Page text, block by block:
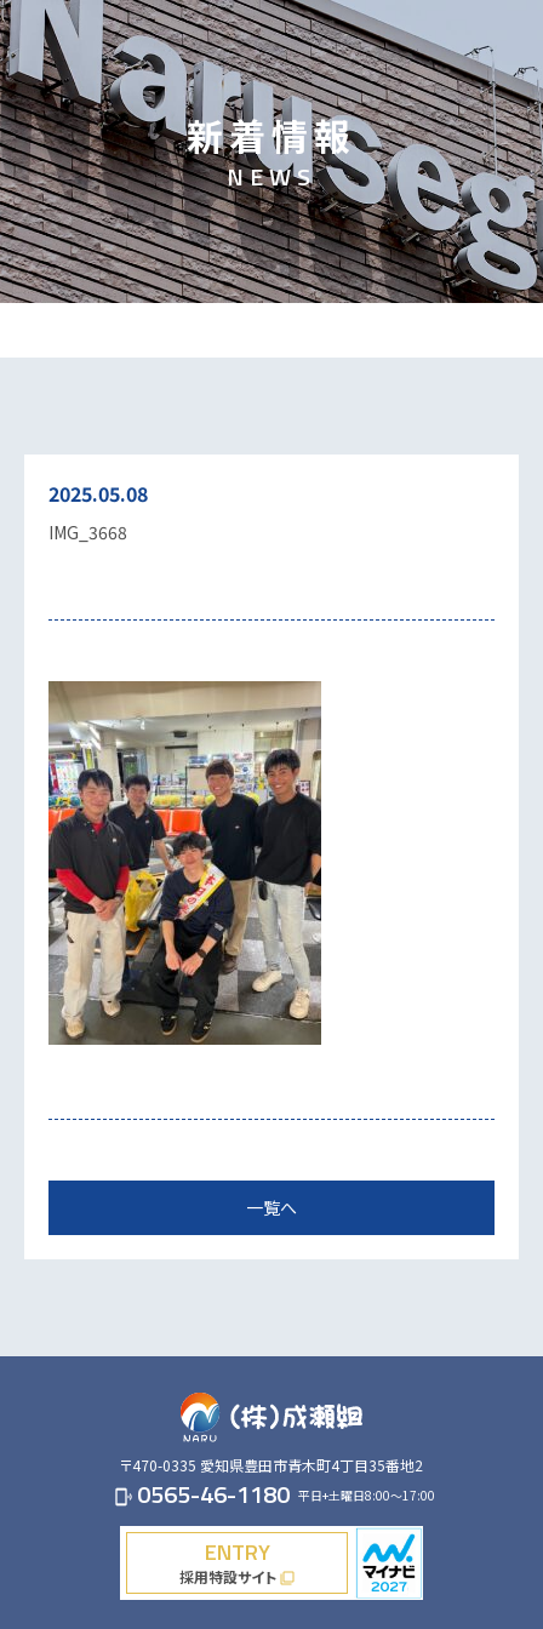
新着情報
NEWS
2025.05.08
IMG_3668
一覧へ
〒470-0335 愛知県豊田市青木町4丁目35番地2
phonelink_ring 0565-46-1180 平日+土曜日8:00～17:00
ENTRY
採用特設サイトfilter_none